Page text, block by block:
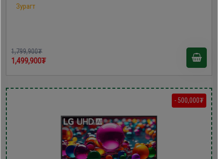
Зурагт
1,799,900₮
1,499,900₮
- 500,000₮